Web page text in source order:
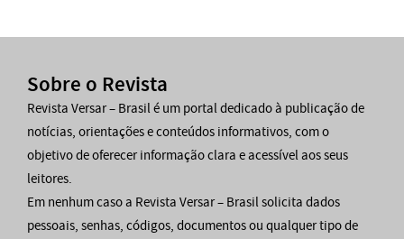
Sobre o Revista
Revista Versar – Brasil é um portal dedicado à publicação de
notícias, orientações e conteúdos informativos, com o
objetivo de oferecer informação clara e acessível aos seus
leitores.
Em nenhum caso a Revista Versar – Brasil solicita dados
pessoais, senhas, códigos, documentos ou qualquer tipo de